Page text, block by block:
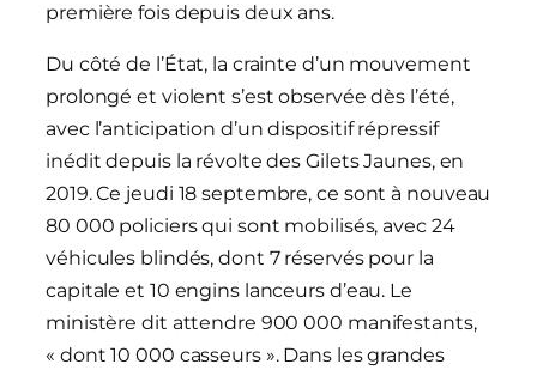
première fois depuis deux ans.
Du côté de l’État, la crainte d’un mouvement
prolongé et violent s’est observée dès l’été,
avec l’anticipation d’un dispositif répressif
inédit depuis la révolte des Gilets Jaunes, en
2019. Ce jeudi 18 septembre, ce sont à nouveau
80 000 policiers qui sont mobilisés, avec 24
véhicules blindés, dont 7 réservés pour la
capitale et 10 engins lanceurs d’eau. Le
ministère dit attendre 900 000 manifestants,
« dont 10 000 casseurs ». Dans les grandes